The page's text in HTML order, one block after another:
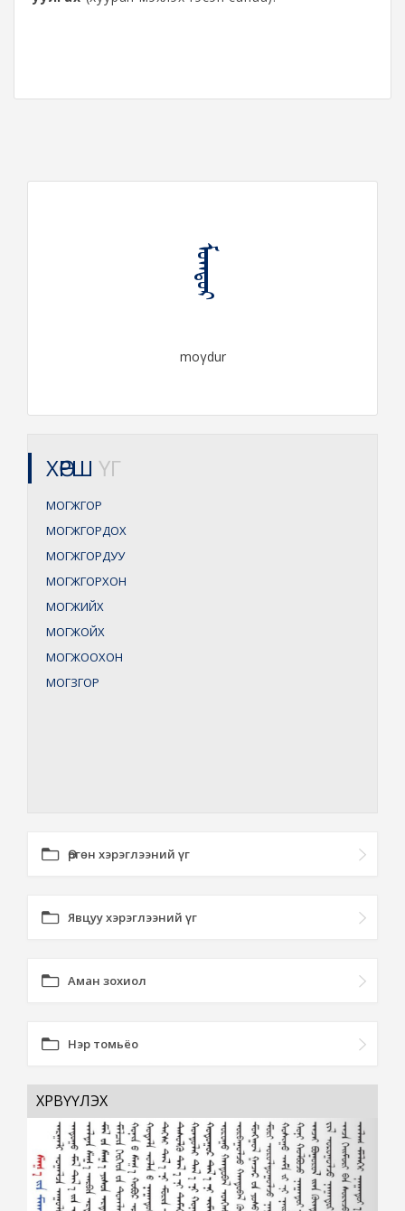
ᠮᠣᠭᠳᠤᠷ
moγdur
ХӨРШ ҮГ
МОГЖГОР
МОГЖГОРДОХ
МОГЖГОРДУУ
МОГЖГОРХОН
МОГЖИЙХ
МОГЖОЙХ
МОГЖООХОН
МОГЗГОР
Өргөн хэрэглээний үг
Явцуу хэрэглээний үг
Аман зохиол
Нэр томьёо
ХӨРВҮҮЛЭХ